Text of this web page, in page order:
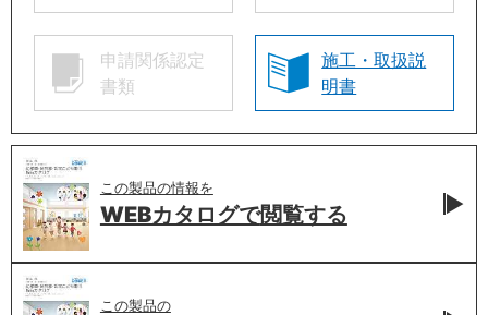
申請関係認定
書類
施工・取扱説
明書
この製品の情報を
WEBカタログで閲覧する
この製品の